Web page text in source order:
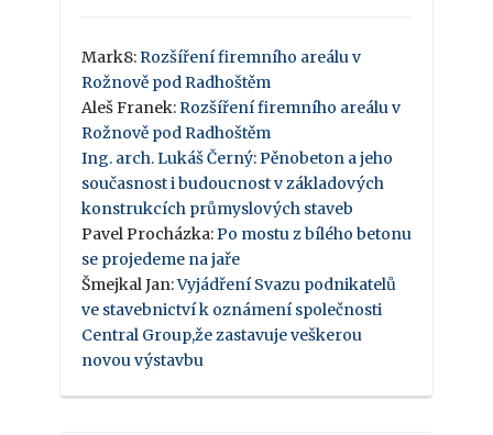
Mark8: Rozšíření firemního areálu v
Rožnově pod Radhoštěm
Aleš Franek: Rozšíření firemního areálu v
Rožnově pod Radhoštěm
Ing. arch. Lukáš Černý: Pěnobeton a jeho
současnost i budoucnost v základových
konstrukcích průmyslových staveb
Pavel Procházka: Po mostu z bílého betonu
se projedeme na jaře
Šmejkal Jan:Vyjádření Svazu podnikatelů
ve stavebnictví k oznámení společnosti
Central Group,že zastavuje veškerou
novou výstavbu